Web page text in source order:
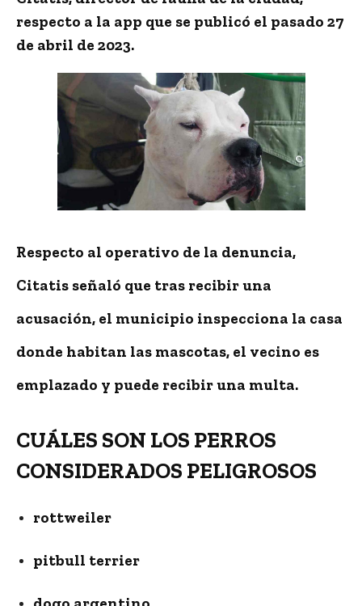
respecto a la app que se publicó el pasado 27
de abril de 2023.
Respecto al operativo de la denuncia,
Citatis señaló que tras recibir una
acusación, el municipio inspecciona la casa
donde habitan las mascotas, el vecino es
emplazado y puede recibir una multa.
CUÁLES SON LOS PERROS
CONSIDERADOS PELIGROSOS
rottweiler
pitbull terrier